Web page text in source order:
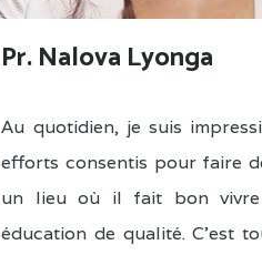
Pr. Nalova Lyonga
Au quotidien, je suis
efforts consentis pour faire
un lieu où il fait bon
éducation de qualité. C'est